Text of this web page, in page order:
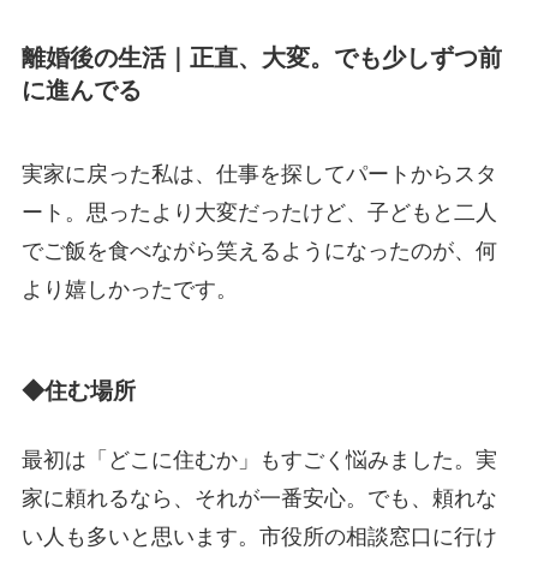
離婚後の生活｜正直、大変。でも少しずつ前
に進んでる
実家に戻った私は、仕事を探してパートからスタ
ート。思ったより大変だったけど、子どもと二人
でご飯を食べながら笑えるようになったのが、何
より嬉しかったです。
◆住む場所
最初は「どこに住むか」もすごく悩みました。実
家に頼れるなら、それが一番安心。でも、頼れな
い人も多いと思います。市役所の相談窓口に行け